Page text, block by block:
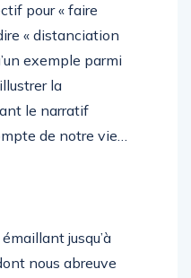
pour « faire
« distanciation
exemple parmi
la
le narratif
de notre vie…
jusqu’à
nous abreuve